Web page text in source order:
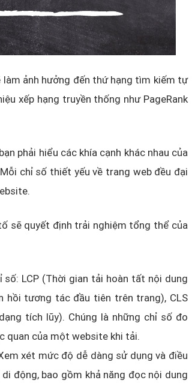
ảnh hưởng đến thứ hạng tìm kiếm tự
xếp hạng truyền thống như PageRank
phải hiểu các khía cạnh khác nhau của
chỉ số thiết yếu về trang web đều đại
sẽ quyết định trải nghiệm tổng thể của
số: LCP (Thời gian tải hoàn tất nội dung
hồi tương tác đầu tiên trên trang), CLS
tích lũy). Chúng là những chỉ số đo
quan của một website khi tải.
xét mức độ dễ dàng sử dụng và điều
động, bao gồm khả năng đọc nội dung